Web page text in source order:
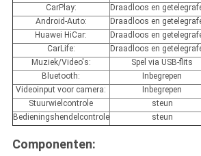
CarPlay:
Draadloos en
Android-Auto:
Draadloos en
Huawei HiCar:
Draadloos en
CarLife:
Draadloos en
Muziek/Video's:
Spel via USB-flits
Bluetooth:
Inbegrepen
Videoinput voor camera:
Inbegrepen
Stuurwielcontrole
steun
Bedieningshendelcontrole
steun
Componenten: